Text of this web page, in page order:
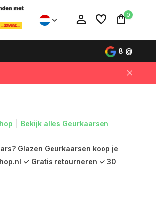
0
vóór 12:00 uur, de volgende dag
8 @
Bekijk alles Geurkaarsen
Glazen Geurkaarsen koop je
✓ Gratis retourneren ✓ 30